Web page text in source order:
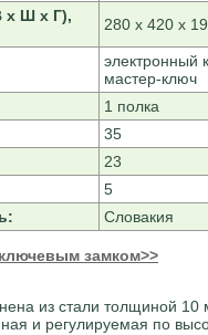
х Ш х Г),
280 х 420 х
электронный
мастер-ключ
1 полка
35
23
5
Словакия
замком>>
из стали толщиной 10
и регулируемая по